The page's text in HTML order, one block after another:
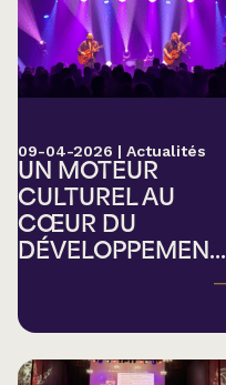
09-04-2026 | Actualités
UN MOTEUR
CULTUREL AU
CŒUR DU
DÉVELOPPEMEN...